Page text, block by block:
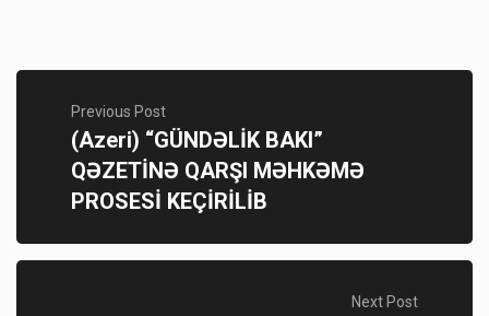
Previous Post
(Azeri) “GÜNDƏLİK BAKI”
QƏZETİNƏ QARŞI MƏHKƏMƏ
PROSESİ KEÇİRİLİB
Next Post